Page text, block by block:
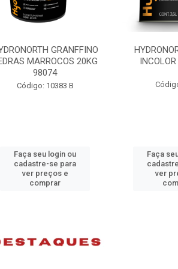
HYDRONORTH ACQUA
INCOLOR 3.6 93194
Código: 2052
Faça seu login ou
cadastre-se para
ver preços e
comprar
Faça
ver